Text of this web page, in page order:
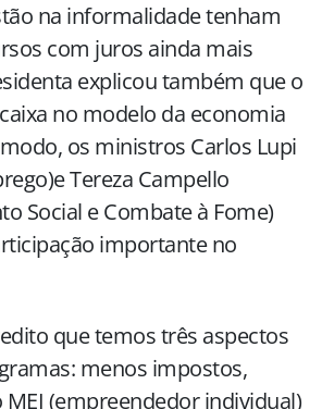
na informalidade tenham
com juros ainda mais
explicou também que o
no modelo da economia
os ministros Carlos Lupi
Tereza Campello
Social e Combate à Fome)
importante no
que temos três aspectos
menos impostos,
(empreendedor individual)